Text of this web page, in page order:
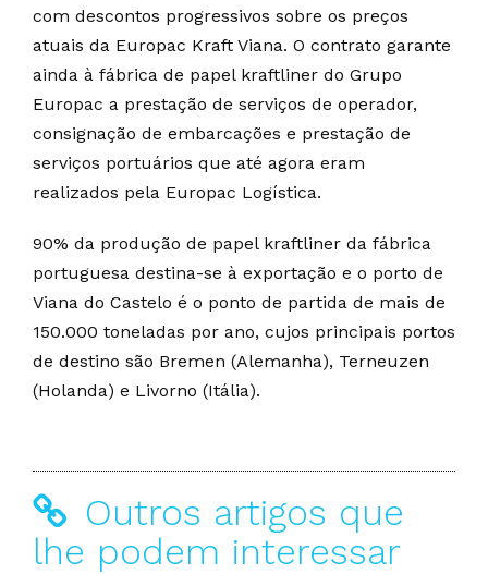
com descontos progressivos sobre os preços
atuais da Europac Kraft Viana. O contrato garante
ainda à fábrica de papel kraftliner do Grupo
Europac a prestação de serviços de operador,
consignação de embarcações e prestação de
serviços portuários que até agora eram
realizados pela Europac Logística.
90% da produção de papel kraftliner da fábrica
portuguesa destina-se à exportação e o porto de
Viana do Castelo é o ponto de partida de mais de
150.000 toneladas por ano, cujos principais portos
de destino são Bremen (Alemanha), Terneuzen
(Holanda) e Livorno (Itália).
Outros artigos que
lhe podem interessar